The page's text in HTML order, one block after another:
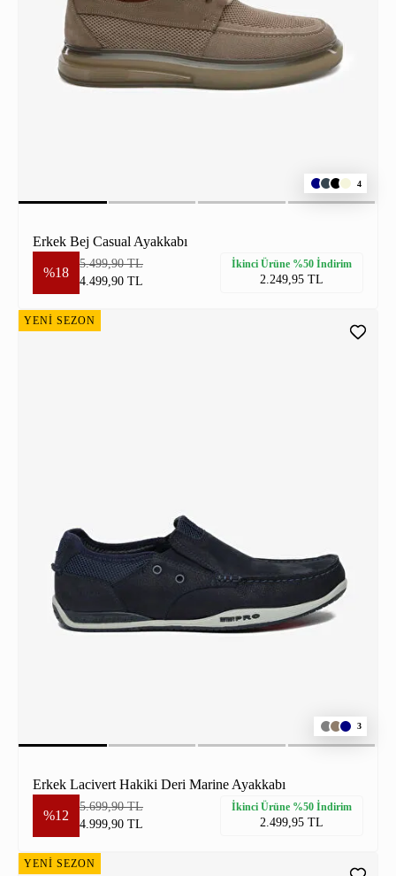
4
Erkek Bej Casual Ayakkabı
%18
5.499,90 TL
4.499,90 TL
İkinci Ürüne %50 İndirim
2.249,95 TL
YENİ SEZON
3
Erkek Lacivert Hakiki Deri Marine Ayakkabı
%12
5.699,90 TL
4.999,90 TL
İkinci Ürüne %50 İndirim
2.499,95 TL
YENİ SEZON